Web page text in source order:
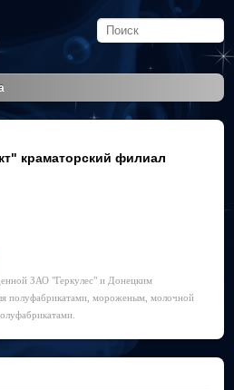
краматорский филиал
ЗАО "Геркулес" и Донецким
полуфабрикатами, мороженым, молочной